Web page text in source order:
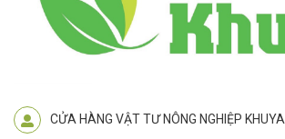
CỬA HÀNG VẬT TƯ NÔNG NGHIỆP KHUYA